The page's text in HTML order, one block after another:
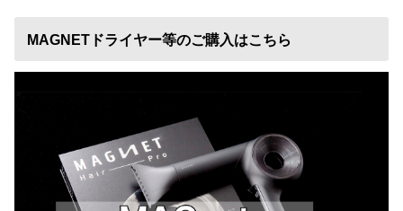
MAGNETドライヤー等のご購入はこちら